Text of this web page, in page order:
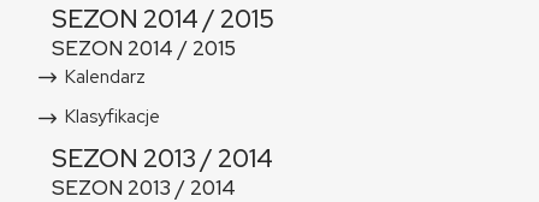
SEZON 2014 / 2015
SEZON 2014 / 2015
Kalendarz
Klasyfikacje
SEZON 2013 / 2014
SEZON 2013 / 2014